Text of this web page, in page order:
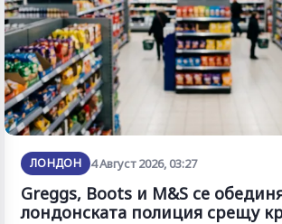
ЛОНДОН 4 Август 2026, 03:27
Greggs, Boots и M&S се
лондонската полиция срещу